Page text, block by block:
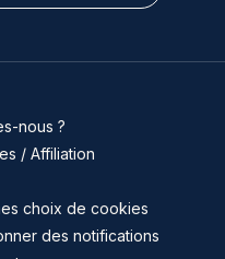
nous ?
/ Affiliation
choix de cookies
des notifications